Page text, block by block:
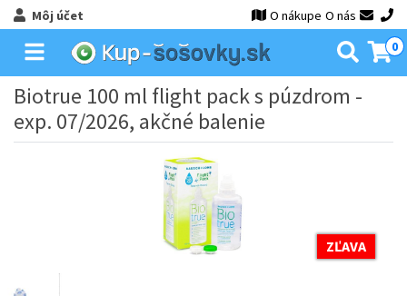
Môj účet O nákupe O nás
0
Biotrue 100 ml flight pack s púzdrom -
exp. 07/2026, akčné balenie
ZĽAVA